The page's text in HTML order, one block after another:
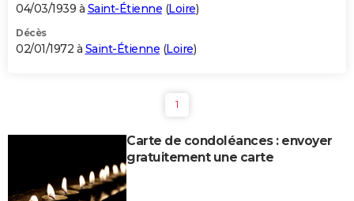
04/03/1939 à Saint-Étienne (Loire)
Décès
02/01/1972 à Saint-Étienne (Loire)
1
Carte de condoléances : envoyer
gratuitement une carte